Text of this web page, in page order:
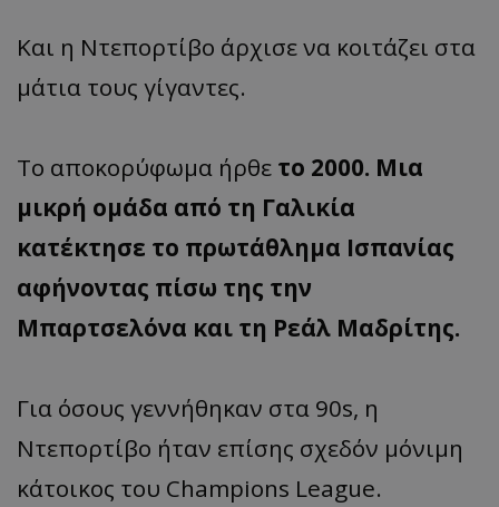
Και η Ντεπορτίβο άρχισε να κοιτάζει στα
μάτια τους γίγαντες.
Το αποκορύφωμα ήρθε το 2000. Μια
μικρή ομάδα από τη Γαλικία
κατέκτησε το πρωτάθλημα Ισπανίας
αφήνοντας πίσω της την
Μπαρτσελόνα και τη Ρεάλ Μαδρίτης.
Για όσους γεννήθηκαν στα 90s, η
Ντεπορτίβο ήταν επίσης σχεδόν μόνιμη
κάτοικος του Champions League.